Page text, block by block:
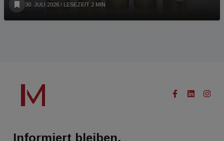
30. JULI 2026 / LESEZEIT 2 MIN
Informiert bleiben.